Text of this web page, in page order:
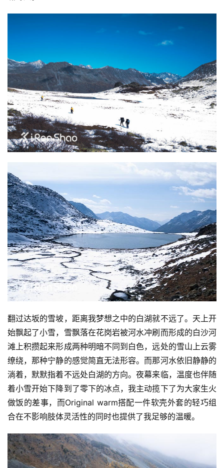
比
赛
观
察
装
备
训
练
视
频
用
户
精
选
运
动
集
翻过达坂的雪坡，距离我梦想之中的白湖就不远了。天上开
始飘起了小雪，雪飘落在花岗岩被河水冲刷而形成的白沙河
滩上积攒起来形成两种明暗不同到白色，远处的雪山上云雾
缭绕，那种宁静的感觉简直无法形容。而那河水依旧静静的
淌着，默默指着不远处白湖的方向。夜幕来临，温度也伴随
着小雪开始下降到了零下的冰点，我主动揽下了为大家生火
做饭的差事，而Original warm搭配一件软壳外套的轻巧组
合在不影响肢体灵活性的同时也提供了我足够的温暖。